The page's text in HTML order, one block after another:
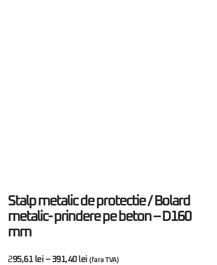
Stalp metalic de protectie / Bolard
metalic- prindere pe beton – D160
mm
295,61 lei – 391,40 lei (fara TVA)